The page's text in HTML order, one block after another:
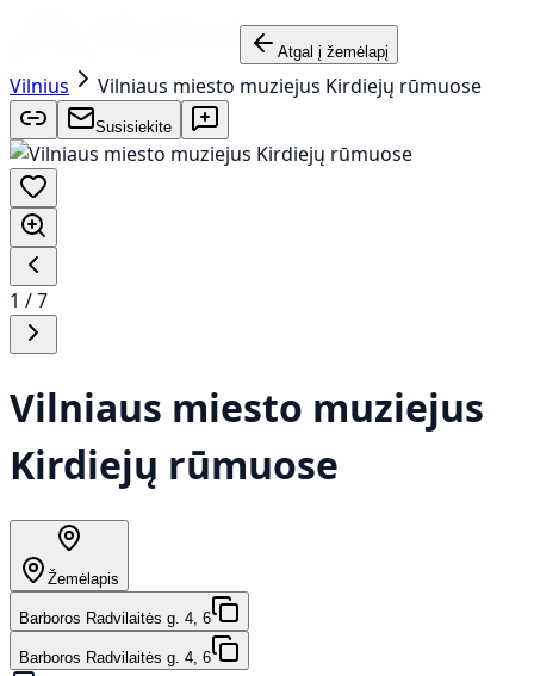
Atgal į žemėlapį
Vilnius Vilniaus miesto muziejus Kirdiejų rūmuose
Susisiekite
1 /7
Vilniaus miesto muziejus
Kirdiejų rūmuose
Žemėlapis
Barboros Radvilaitės g. 4, 6
Barboros Radvilaitės g. 4, 6